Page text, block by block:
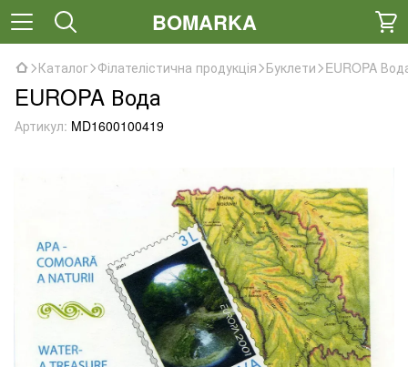
BOMARKA
Каталог Філателістична продукція Буклети EUROPA
EUROPA Вода
Артикул: MD1600100419